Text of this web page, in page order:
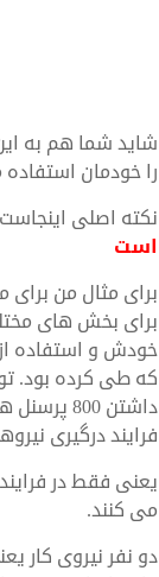
شاید شما هم به
را خودمان
نکته اصلی
است
برای مثال من
برای بخش های
خودش و استفاده از
که طی کرده بود.
داشتن
فرایند درگیری
می کنند.
دو نفر نیروی کار